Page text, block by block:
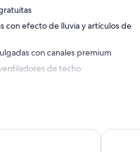
con efecto de lluvia y artículos de
con canales premium
de techo
An Autograph Dreams